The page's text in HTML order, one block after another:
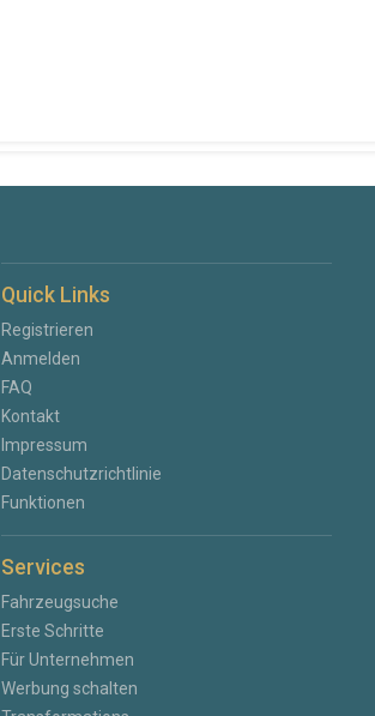
Quick Links
Registrieren
Anmelden
FAQ
Kontakt
Impressum
Datenschutzrichtlinie
Funktionen
Services
Fahrzeugsuche
Erste Schritte
Für Unternehmen
Werbung schalten